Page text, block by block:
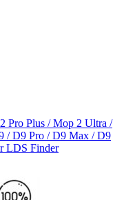
Рro Plus / Mop 2 Ultra /
/ D9 Рro / D9 Maх / D9
LDS Finder